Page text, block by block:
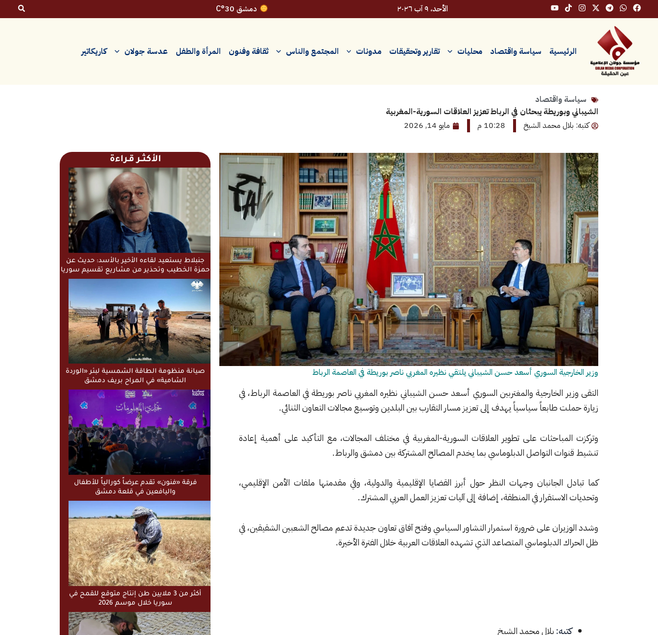
تخطي
إلى
الأحد، ٩ آب ٢٠٢٦ دمشق 30°C
الرئيسية سياسة واقتصاد محليات تقارير وتحقيقات مدونات المجتمع والناس ثقافة وفنون المرأة والطفل عدسة جولان كاريكاتير
سياسة واقتصاد
الشيباني وبوريطة يبحثان في الرباط تعزيز العلاقات السورية-المغربية
كتبه: بلال محمد الشيخ
10:28 م مايو 14, 2026
وزير الخارجية السوري أسعد حسن الشيباني يلتقي نظيره المغربي ناصر بوريطة في العاصمة الرباط
التقى وزير الخارجية والمغتربين السوري أسعد حسن الشيباني نظيره المغربي ناصر بوريطةفي العاصمة الرباط، في
زيارة حملت طابعاً سياسياً يهدف إلى تعزيز مسار التقارب بين البلدين وتوسيع مجالات التعاون الثنائي.
وتركزت المباحثات على تطوير العلاقات السورية-المغربية في مختلف المجالات، مع التأكيد على أهمية إعادة
تنشيط قنوات التواصل الدبلوماسي بما يخدم المصالح المشتركة بين دمشق والرباط.
كما تبادل الجانبان وجهات النظر حول أبرز القضايا الإقليمية والدولية، وفي مقدمتها ملفات الأمن الإقليمي،
وتحديات الاستقرار في المنطقة، إضافة إلى آليات تعزيز العمل العربي المشترك.
وشدد الوزيران على ضرورة استمرار التشاور السياسي وفتح آفاق تعاون جديدة تدعم مصالح الشعبين الشقيقين، في
ظل الحراك الدبلوماسي المتصاعد الذي تشهده العلاقات العربية خلال الفترة الأخيرة.
كتبه: بلال محمد الشيخ
الأكثــر قـراءة
جنبلاط يستعيد لقاءه الأخير بالأسد: حديث عن
حمزة الخطيب وتحذير من مشاريع تقسيم سوريا
صيانة منظومة الطاقة الشمسية لبئر «الوردة
الشامية» في المراح بريف دمشق
فرقة «فنون» تقدم عرضاً كورالياً للأطفال
واليافعين في قلعة دمشق
أكثر من 3 ملايين طن إنتاج متوقع للقمح في
سوريا خلال موسم 2026